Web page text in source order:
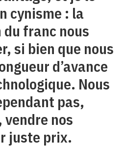
cynisme : la
franc nous
si bien que nous
d’avance
Nous
pas,
nos
juste prix.